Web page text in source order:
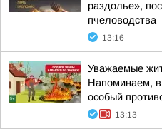
раздолье»,
пчеловодства
13:16
Уважаемые
Напоминаем, в
особый
13:13